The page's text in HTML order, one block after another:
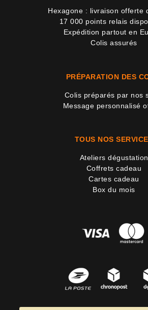
Hexagone : livraison offerte
17 000 points relais
Expédition partout en
Colis assurés
PRÉPARATION DES
Colis préparés par nos
Message personnalisé
TOUS NOS
Ateliers dégustation
Coffrets cadeau
Cartes cadeau
Box du mois